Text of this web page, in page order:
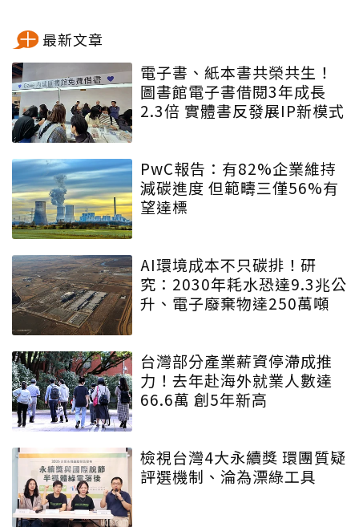
最新文章
電子書、紙本書共榮共生！
圖書館電子書借閱3年成長
2.3倍 實體書反發展IP新模式
PwC報告：有82%企業維持
減碳進度 但範疇三僅56%有
望達標
AI環境成本不只碳排！研
究：2030年耗水恐達9.3兆公
升、電子廢棄物達250萬噸
台灣部分產業薪資停滯成推
力！去年赴海外就業人數達
66.6萬 創5年新高
檢視台灣4大永續獎 環團質疑
評選機制、淪為漂綠工具